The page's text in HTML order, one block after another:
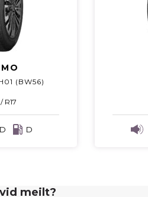
(BW56)
R17
D D
meilt?